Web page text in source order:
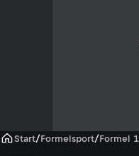
Start/Formelsport/Formel 1